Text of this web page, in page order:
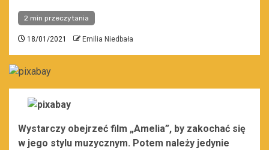
2 min przeczytania
18/01/2021 Emilia Niedbała
Wystarczy obejrzeć film „Amelia”, by zakochać się
w jego stylu muzycznym. Potem należy jedynie